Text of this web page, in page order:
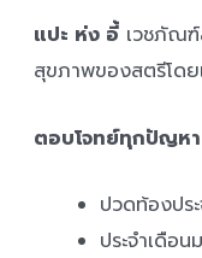
แปะ ห่ง อี้ เวชภัณฑ์
สุขภาพของสตรีโดย
ตอบโจทย์ทุกปัญห
ปวดท้องปร
ประจำเดือ